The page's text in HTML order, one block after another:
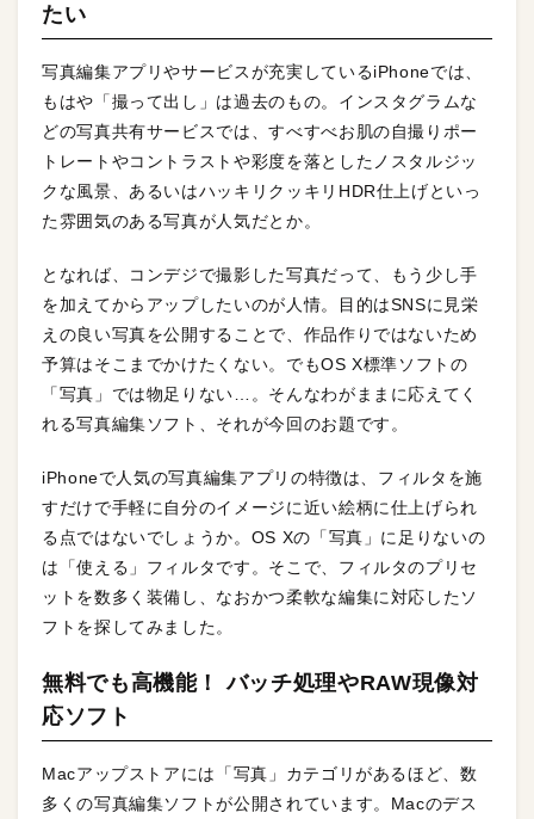
たい
写真編集アプリやサービスが充実しているiPhoneでは、
もはや「撮って出し」は過去のもの。インスタグラムな
どの写真共有サービスでは、すべすべお肌の自撮りポー
トレートやコントラストや彩度を落としたノスタルジッ
クな風景、あるいはハッキリクッキリHDR仕上げといっ
た雰囲気のある写真が人気だとか。
となれば、コンデジで撮影した写真だって、もう少し手
を加えてからアップしたいのが人情。目的はSNSに見栄
えの良い写真を公開することで、作品作りではないため
予算はそこまでかけたくない。でもOS X標準ソフトの
「写真」では物足りない…。そんなわがままに応えてく
れる写真編集ソフト、それが今回のお題です。
iPhoneで人気の写真編集アプリの特徴は、フィルタを施
すだけで手軽に自分のイメージに近い絵柄に仕上げられ
る点ではないでしょうか。OS Xの「写真」に足りないの
は「使える」フィルタです。そこで、フィルタのプリセ
ットを数多く装備し、なおかつ柔軟な編集に対応したソ
フトを探してみました。
無料でも高機能！ バッチ処理やRAW現像対
応ソフト
Macアップストアには「写真」カテゴリがあるほど、数
多くの写真編集ソフトが公開されています。Macのデス